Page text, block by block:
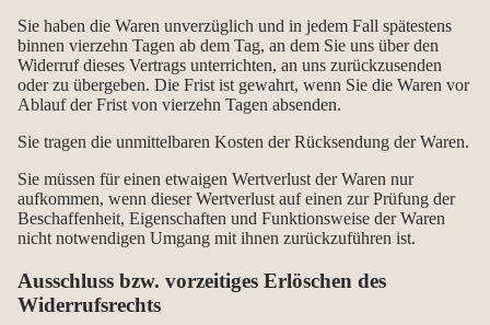
Sie haben die Waren unverzüglich und in jedem Fall spätestens
binnen vierzehn Tagen ab dem Tag, an dem Sie uns über den
Widerruf dieses Vertrags unterrichten, an uns zurückzusenden
oder zu übergeben. Die Frist ist gewahrt, wenn Sie die Waren vor
Ablauf der Frist von vierzehn Tagen absenden.
Sie tragen die unmittelbaren Kosten der Rücksendung der Waren.
Sie müssen für einen etwaigen Wertverlust der Waren nur
aufkommen, wenn dieser Wertverlust auf einen zur Prüfung der
Beschaffenheit, Eigenschaften und Funktionsweise der Waren
nicht notwendigen Umgang mit ihnen zurückzuführen ist.
Ausschluss bzw. vorzeitiges Erlöschen des
Widerrufsrechts